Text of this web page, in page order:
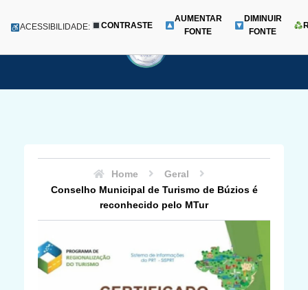
para
Menu
ACESSIBILIDADE: CONTRASTE
AUMENTAR
FONTE
DIMINUIR
FONTE
Home
Geral
Conselho Municipal de Turismo de Búzios é
reconhecido pelo MTur